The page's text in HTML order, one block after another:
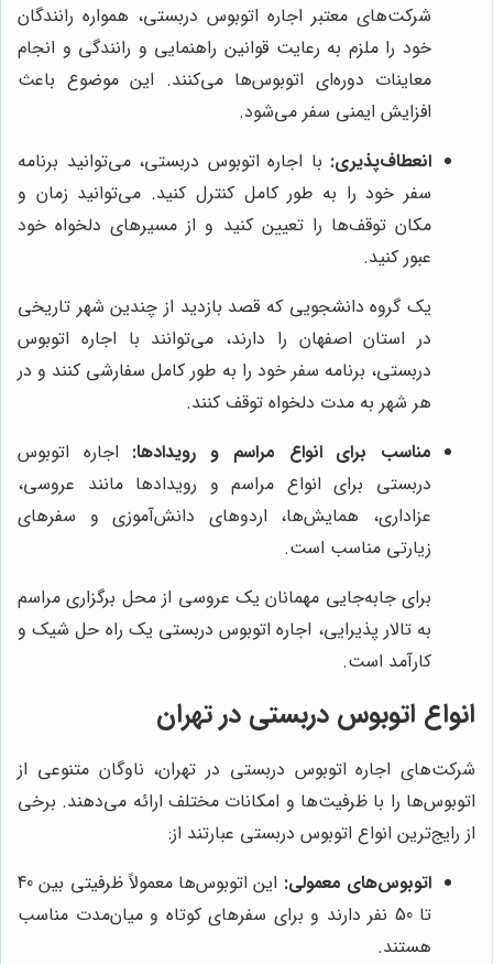
شرکت‌های معتبر اجاره اتوبوس دربستی، همواره رانندگان
خود را ملزم به رعایت قوانین راهنمایی و رانندگی و انجام
معاینات دوره‌ای اتوبوس‌ها می‌کنند. این موضوع باعث
افزایش ایمنی سفر می‌شود.
انعطاف‌پذیری: با اجاره اتوبوس دربستی، می‌توانید برنامه
سفر خود را به طور کامل کنترل کنید. می‌توانید زمان و
مکان توقف‌ها را تعیین کنید و از مسیرهای دلخواه خود
عبور کنید.
یک گروه دانشجویی که قصد بازدید از چندین شهر تاریخی
در استان اصفهان را دارند، می‌توانند با اجاره اتوبوس
دربستی، برنامه سفر خود را به طور کامل سفارشی کنند و در
هر شهر به مدت دلخواه توقف کنند.
مناسب برای انواع مراسم و رویدادها: اجاره اتوبوس
دربستی برای انواع مراسم و رویدادها مانند عروسی،
عزاداری، همایش‌ها، اردوهای دانش‌آموزی و سفرهای
زیارتی مناسب است.
برای جابه‌جایی مهمانان یک عروسی از محل برگزاری مراسم
به تالار پذیرایی، اجاره اتوبوس دربستی یک راه حل شیک و
کارآمد است.
انواع اتوبوس دربستی در تهران
شرکت‌های اجاره اتوبوس دربستی در تهران، ناوگان متنوعی از
اتوبوس‌ها را با ظرفیت‌ها و امکانات مختلف ارائه می‌دهند. برخی
از رایج‌ترین انواع اتوبوس دربستی عبارتند از:
اتوبوس‌های معمولی:
این اتوبوس‌ها معمولاً ظرفیتی بین 40
تا 50 نفر دارند و برای سفرهای کوتاه و میان‌مدت مناسب
هستند.